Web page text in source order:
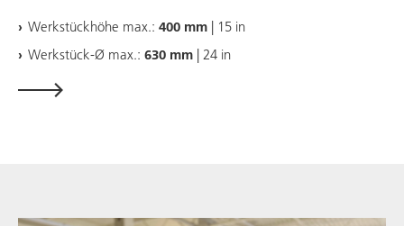
Werkstückhöhe max.: 400 mm | 15 in
Werkstück-Ø max.: 630 mm | 24 in